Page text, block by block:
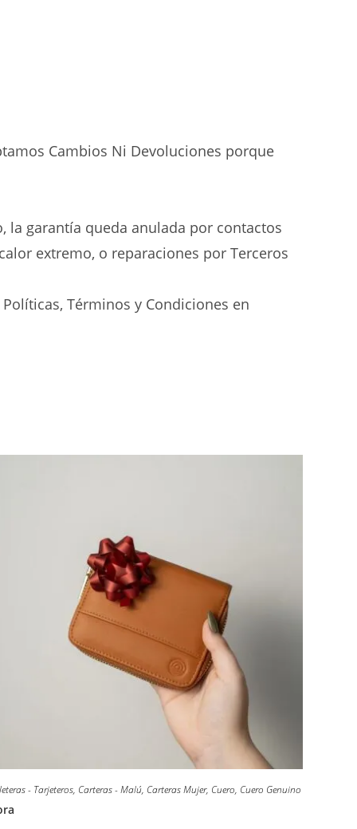
Cambios Ni Devoluciones porque
la garantía queda anulada por contactos
extremo, o reparaciones por Terceros
Términos y Condiciones en
- Tarjeteros, Carteras - Malú, Carteras Mujer, Cuero, Cuero Genuino